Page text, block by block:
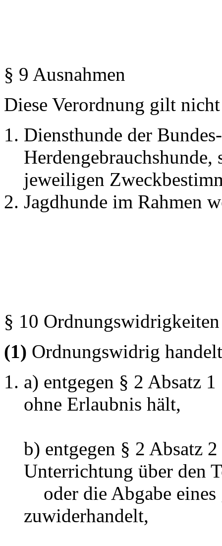
§ 9 Ausnahmen
Diese Verordnung gilt
Diensthunde der
jeweiligen
Jagdhunde im Rahmen
§ 10 Ordnungswidrigkeiten
(1) Ordnungswidrig
a) entgegen § 2 Absatz
ohne Erlaubnis hält,
b) entgegen § 2 Absatz
Unterrichtung über den
oder die Abgabe eines
zuwiderhandelt,